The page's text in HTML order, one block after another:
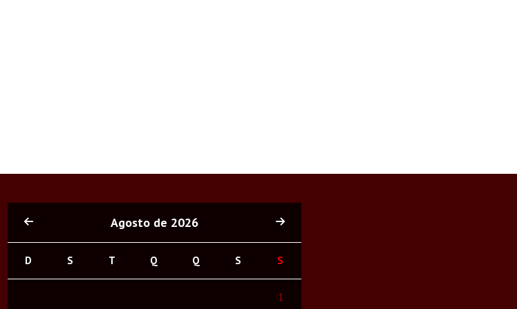
Agosto de 2026
D S T Q Q S S
1